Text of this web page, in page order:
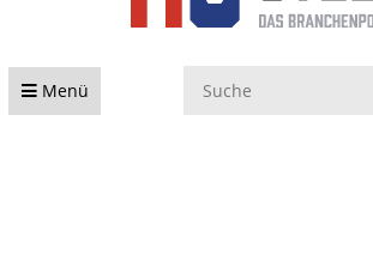
Menü